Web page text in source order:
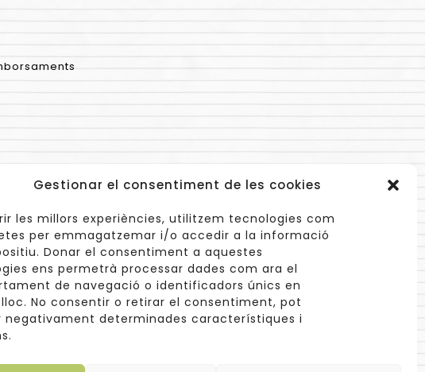
Gestionar el consentiment de les cookies
les millors experiències, utilitzem tecnologies com
per emmagatzemar i/o accedir a la informació
Donar el consentiment a aquestes
ens permetrà processar dades com ara el
de navegació o identificadors únics en
No consentir o retirar el consentiment, pot
determinades característiques i
info@cuinetes.shop